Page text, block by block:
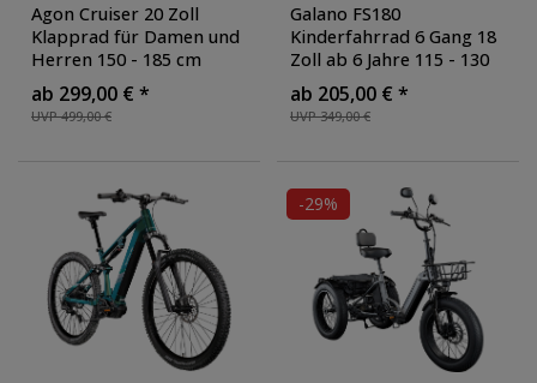
Agon Cruiser 20 Zoll
Klapprad für Damen und
Herren 150 - 185 cm
Klappfahrrad Faltrad
StVZO Faltfahrrad
Erwachsene tiefer
UVP 499,00 €
ab 299,00 € *
Galano FS180
Kinderfahrrad 6 Gang 18
Zoll ab 6 Jahre 115 - 130
cm Mountainbike Fully
für Jungen und Mädchen
MTB Fahrrad Fullybike
UVP 349,00 €
ab 205,00 € *
-29%